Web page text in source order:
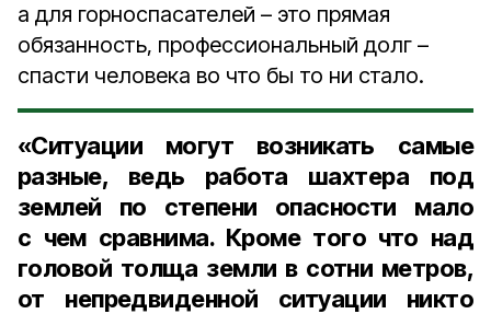
а для горноспасателей – это прямая
обязанность, профессиональный долг –
спасти человека во что бы то ни стало.
«Ситуации могут возникать самые
разные, ведь работа шахтера под
землей по степени опасности мало
с чем сравнима. Кроме того что над
головой толща земли в сотни метров,
от непредвиденной ситуации никто